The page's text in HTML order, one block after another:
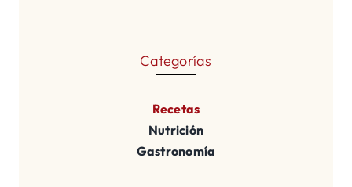
Categorías
Recetas
Nutrición
Gastronomía